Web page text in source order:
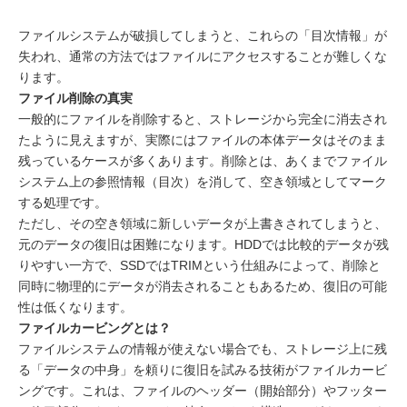
ファイルシステムが破損してしまうと、これらの「目次情報」が
失われ、通常の方法ではファイルにアクセスすることが難しくな
ります。
ファイル削除の真実
一般的にファイルを削除すると、ストレージから完全に消去され
たように見えますが、実際にはファイルの本体データはそのまま
残っているケースが多くあります。削除とは、あくまでファイル
システム上の参照情報（目次）を消して、空き領域としてマーク
する処理です。
ただし、その空き領域に新しいデータが上書きされてしまうと、
元のデータの復旧は困難になります。HDDでは比較的データが残
りやすい一方で、SSDではTRIMという仕組みによって、削除と
同時に物理的にデータが消去されることもあるため、復旧の可能
性は低くなります。
ファイルカービングとは？
ファイルシステムの情報が使えない場合でも、ストレージ上に残
る「データの中身」を頼りに復旧を試みる技術がファイルカービ
ングです。これは、ファイルのヘッダー（開始部分）やフッター